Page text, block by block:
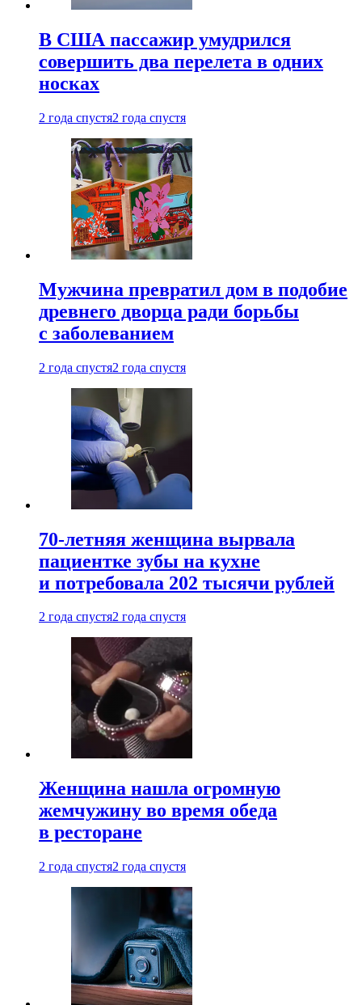
В США пассажир умудрился
совершить два перелета в одних
носках
2 года спустя2 года спустя
Мужчина превратил дом в подобие
древнего дворца ради борьбы
с заболеванием
2 года спустя2 года спустя
70-летняя женщина вырвала
пациентке зубы на кухне
и потребовала 202 тысячи рублей
2 года спустя2 года спустя
Женщина нашла огромную
жемчужину во время обеда
в ресторане
2 года спустя2 года спустя